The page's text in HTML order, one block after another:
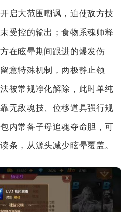
启大范围嘲讽，迫使敌方技
受控的输出；食物系魂师释
在眩晕期间跟进的爆发伤
意特殊机制，两极静止领
被常规净化解除，此时单纯
无敌魂技、位移道具强行规
内常备子母追魂夺命胆，可
条，从源头减少眩晕覆盖。